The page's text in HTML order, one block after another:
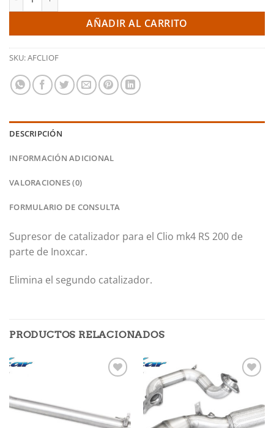
AÑADIR AL CARRITO
SKU:AFCLIOF
DESCRIPCIÓN
INFORMACIÓN ADICIONAL
VALORACIONES (0)
FORMULARIO DE CONSULTA
Supresor de catalizador para el Clio mk4 RS 200 de
parte de Inoxcar.
Elimina el segundo catalizador.
PRODUCTOS RELACIONADOS
Añadir
deseos